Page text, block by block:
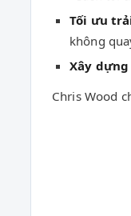
Tối ưu
không
Xây
Chris Wood